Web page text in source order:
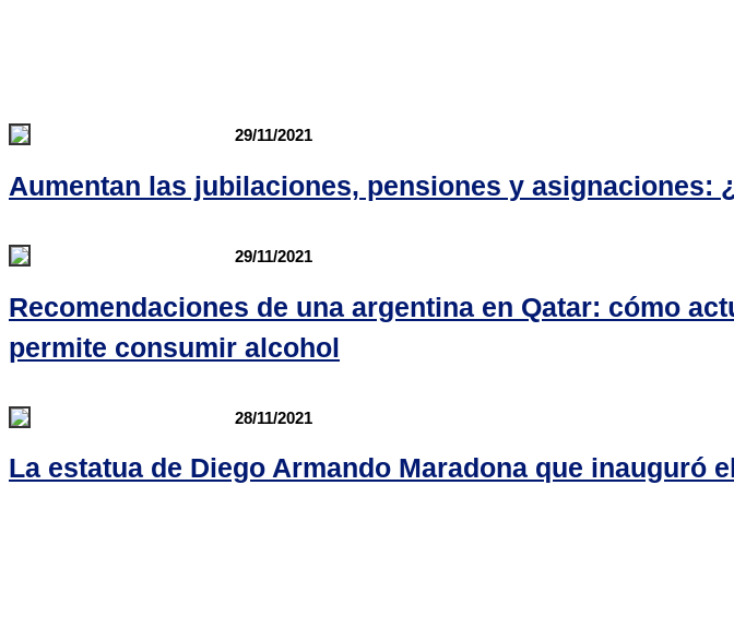
29/11/2021
Aumentan las jubilaciones, pensiones y asignaciones:
29/11/2021
Recomendaciones de una argentina en Qatar: cómo
permite consumir alcohol
28/11/2021
La estatua de Diego Armando Maradona que inauguró